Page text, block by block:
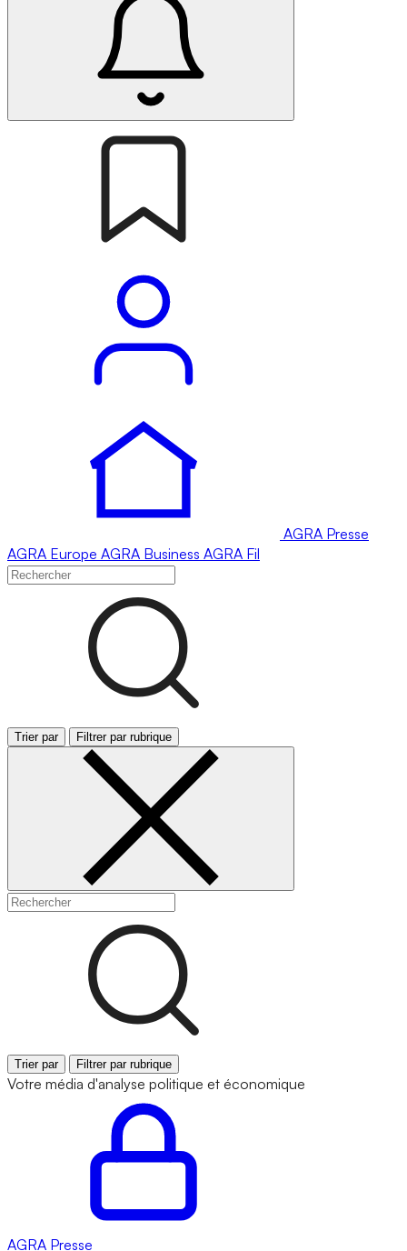
AGRA Presse
AGRA Europe AGRA Business AGRA Fil
Trier par Filtrer par rubrique
Trier par Filtrer par rubrique
Votre média d'analyse politique et économique
AGRA Presse